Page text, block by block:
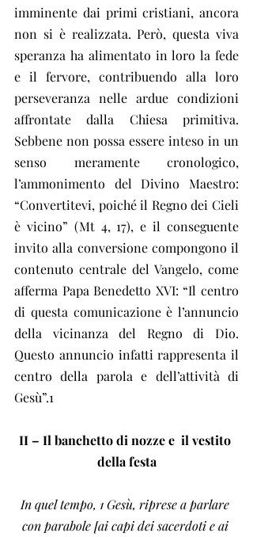
imminente dai primi cristiani, ancora
non si è realizzata. Però, questa viva
speranza ha alimentato in loro la fede
e il fervore, contribuendo alla loro
perseveranza nelle ardue condizioni
affrontate dalla Chiesa primitiva.
Sebbene non possa essere inteso in un
senso meramente cronologico,
l’ammonimento del Divino Maestro:
“Convertitevi, poiché il Regno dei Cieli
è vicino” (Mt 4, 17), e il conseguente
invito alla conversione compongono il
contenuto centrale del Vangelo, come
afferma Papa Benedetto XVI: “Il centro
di questa comunicazione è l’annuncio
della vicinanza del Regno di Dio.
Questo annuncio infatti rappresenta il
centro della parola e dell’attività di
Gesù”.1
II – Il banchetto di nozze e  il vestito
della festa
In quel tempo, 1 Gesù, riprese a parlare
con parabole [ai capi dei sacerdoti e ai